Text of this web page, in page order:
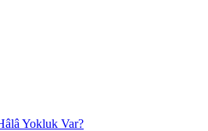
Yokluk Var?